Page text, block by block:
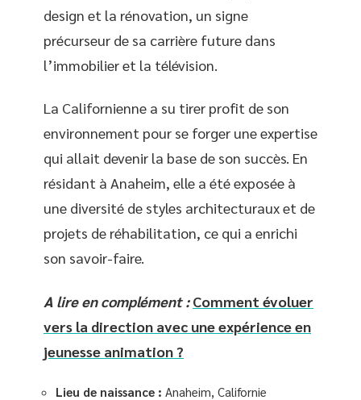
design et la rénovation, un signe
précurseur de sa carrière future dans
l’immobilier et la télévision.
La Californienne a su tirer profit de son
environnement pour se forger une expertise
qui allait devenir la base de son succès. En
résidant à Anaheim, elle a été exposée à
une diversité de styles architecturaux et de
projets de réhabilitation, ce qui a enrichi
son savoir-faire.
A lire en complément : Comment évoluer
vers la direction avec une expérience en
jeunesse animation ?
Lieu de naissance : Anaheim, Californie